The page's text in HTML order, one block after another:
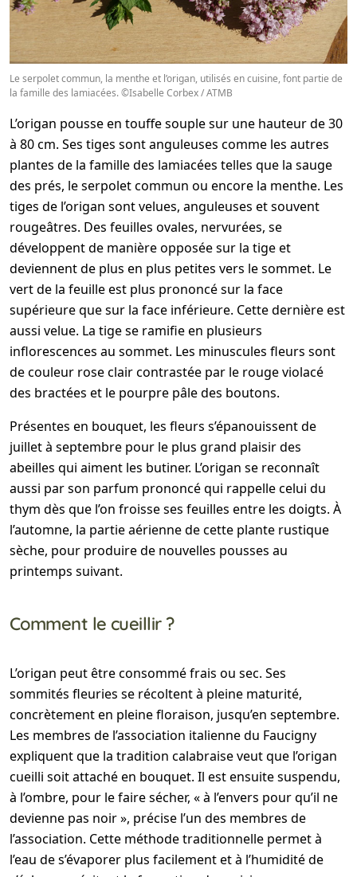
Le serpolet commun, la menthe et l’origan, utilisés en cuisine, font partie de
la famille des lamiacées. ©Isabelle Corbex / ATMB
L’origan pousse en touffe souple sur une hauteur de 30
à 80 cm. Ses tiges sont anguleuses comme les autres
plantes de la famille des lamiacées telles que la sauge
des prés, le serpolet commun ou encore la menthe. Les
tiges de l’origan sont velues, anguleuses et souvent
rougeâtres. Des feuilles ovales, nervurées, se
développent de manière opposée sur la tige et
deviennent de plus en plus petites vers le sommet. Le
vert de la feuille est plus prononcé sur la face
supérieure que sur la face inférieure. Cette dernière est
aussi velue. La tige se ramifie en plusieurs
inflorescences au sommet. Les minuscules fleurs sont
de couleur rose clair contrastée par le rouge violacé
des bractées et le pourpre pâle des boutons.
Présentes en bouquet, les fleurs s’épanouissent de
juillet à septembre pour le plus grand plaisir des
abeilles qui aiment les butiner. L’origan se reconnaît
aussi par son parfum prononcé qui rappelle celui du
thym dès que l’on froisse ses feuilles entre les doigts. À
l’automne, la partie aérienne de cette plante rustique
sèche, pour produire de nouvelles pousses au
printemps suivant.
Comment le cueillir ?
L’origan peut être consommé frais ou sec. Ses
sommités fleuries se récoltent à pleine maturité,
concrètement en pleine floraison, jusqu’en septembre.
Les membres de l’association italienne du Faucigny
expliquent que la tradition calabraise veut que l’origan
cueilli soit attaché en bouquet. Il est ensuite suspendu,
à l’ombre, pour le faire sécher, « à l’envers pour qu’il ne
devienne pas noir », précise l’un des membres de
l’association. Cette méthode traditionnelle permet à
l’eau de s’évaporer plus facilement et à l’humidité de